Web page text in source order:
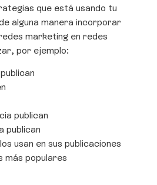
que está usando tu
alguna manera incorporar
marketing en redes
por ejemplo:
publican
publican
usan en sus publicaciones
más populares